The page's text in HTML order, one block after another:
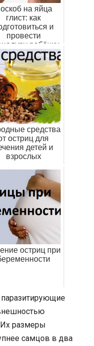
на яйца
глист: как
и
провести
ребёнку
средства
остриц для
детей и
взрослых
остриц при
размеры
самцов в два